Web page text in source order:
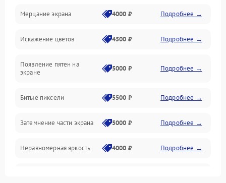
Подсветка и LED-модули
Звук и аудиосистема
Сигнал и приём каналов
Механические повреждения
Программное обеспечение
Мерцание экрана 4000 ₽ Подробнее →
Искажение цветов 4500 ₽ Подробнее →
Появление пятен на
экране
5000 ₽ Подробнее →
Битые пиксели 5500 ₽ Подробнее →
Затемнение части экрана 5000 ₽ Подробнее →
Неравномерная яркость 4000 ₽ Подробнее →